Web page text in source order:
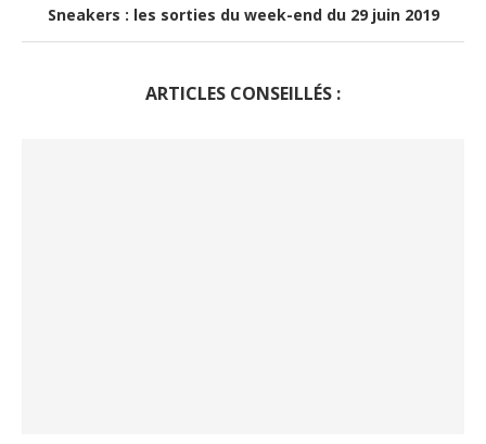
Sneakers : les sorties du week-end du 29 juin 2019
ARTICLES CONSEILLÉS :